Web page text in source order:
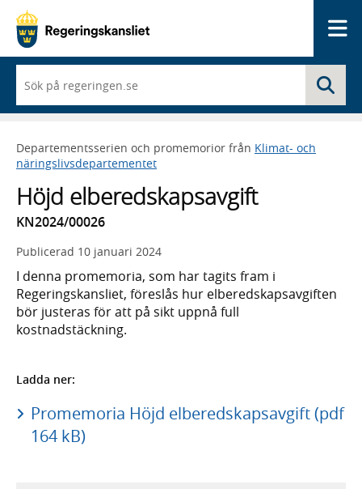
du
börjar
skriva
framträder
en
med
sökförslag
Departementsserien och promemorior från Klimat- och
näringslivsdepartementet
Höjd elberedskapsavgift
KN2024/00026
Publicerad 10 januari 2024
I denna promemoria, som har tagits fram i
Regeringskansliet, föreslås hur elberedskapsavgiften
bör justeras för att på sikt uppnå full
kostnadstäckning.
Ladda ner:
Promemoria Höjd elberedskapsavgift (pdf
164 kB)